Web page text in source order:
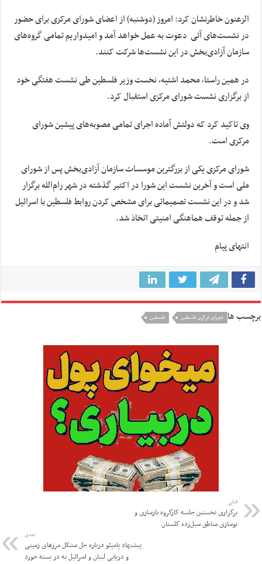
الزعنون خاطرنشان کرد: امروز (دوشنبه) از اعضای شورای مرکزی برای حضور
در نشست‌های آتی دعوت به عمل خواهد آمد و امیدواریم تمامی گروه‌های
سازمان آزادی‌بخش در این نشست‌ها شرکت کنند.
در همین راستا، محمد اشتیه، نخست وزیر فلسطین طی نشست هفتگی خود
از برگزاری نشست شورای مرکزی استقبال کرد.
وی تاکید کرد که دولتش آماده اجرای تمامی مصوبه‌های پیشین شورای
مرکزی است.
شورای مرکزی یکی از بزرگترین موسسات سازمان آزادی‌بخش پس از شورای
ملی است و آخرین نشست این شورا در اکتبر گذشته در شهر رام‌الله برگزار
شد و در این نشست تصمیماتی برای مشخص کردن روابط فلسطین با اسرائیل
از جمله توقف هماهنگی امنیتی اتخاذ شد.
انتهای پیام
برچسب ها شورای مرکزی فلسطین فلسطين
قبلی
برگزاری نخستین جلسه کارگروه بازسازی و
نوسازی مناطق سیل‌زده گلستان
بعدی
پیشنهاد پامپئو درباره حل مشکل مرزهای زمینی
و دریایی لبنان و اسرائیل به در بسته خورد